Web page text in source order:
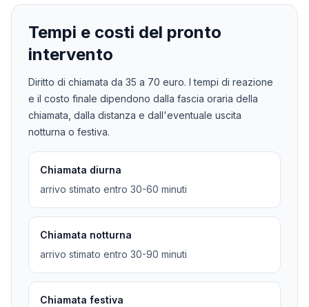
Tempi e costi del pronto
intervento
Diritto di chiamata da 35 a 70 euro. I tempi di reazione
e il costo finale dipendono dalla fascia oraria della
chiamata, dalla distanza e dall'eventuale uscita
notturna o festiva.
Chiamata diurna
arrivo stimato entro 30-60 minuti
Chiamata notturna
arrivo stimato entro 30-90 minuti
Chiamata festiva